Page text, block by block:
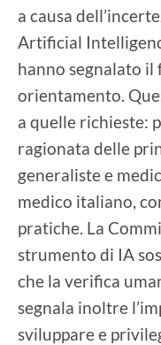
a causa
Artificial
hanno segnalato il
orientamento.
a quelle richieste:
ragionata delle
generaliste e
medico italiano,
pratiche. La
strumento di IA
che la verifica
segnala inoltre
sviluppare e